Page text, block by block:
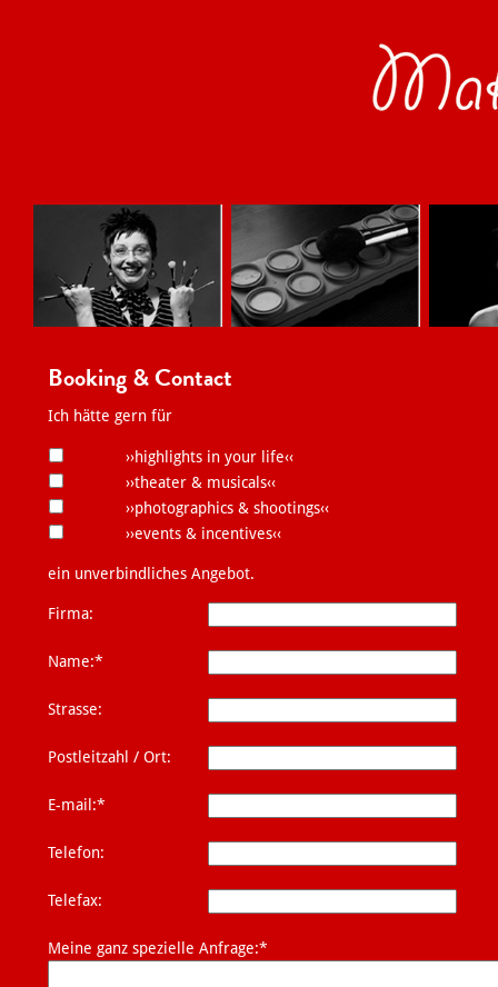
Booking & Contact
Ich hätte gern für
››highlights in your life‹‹
››theater & musicals‹‹
››photographics & shootings‹‹
››events & incentives‹‹
ein unverbindliches Angebot.
Firma:
Name:*
Strasse:
Postleitzahl / Ort:
E-mail:*
Telefon:
Telefax:
Meine ganz spezielle Anfrage:*